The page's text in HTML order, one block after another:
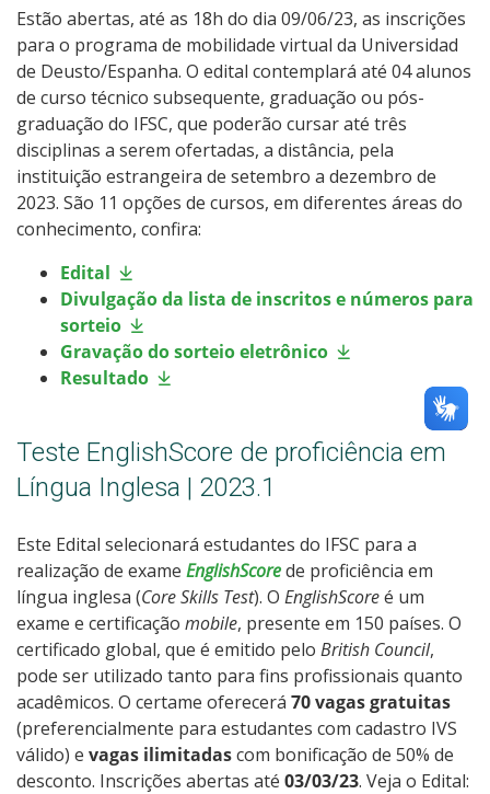
Estão abertas, até as 18h do dia 09/06/23, as inscrições
para o programa de mobilidade virtual da Universidad
de Deusto/Espanha. O edital contemplará até 04 alunos
de curso técnico subsequente, graduação ou pós-
graduação do IFSC, que poderão cursar até três
disciplinas a serem ofertadas, a distância, pela
instituição estrangeira de setembro a dezembro de
2023. São 11 opções de cursos, em diferentes áreas do
conhecimento, confira:
Edital
Divulgação da lista de inscritos e números para
sorteio
Gravação do sorteio eletrônico
Resultado
Teste EnglishScore de proficiência em
Língua Inglesa | 2023.1
Este Edital selecionará estudantes do IFSC para a
realização de exame EnglishScorede proficiência em
língua inglesa (Core Skills Test). O EnglishScoreé um
exame e certificação mobile, presente em 150 países. O
certificado global, que é emitido pelo British Council,
pode ser utilizado tanto para fins profissionais quanto
acadêmicos. O certame oferecerá 70 vagas gratuitas
(preferencialmente para estudantes com cadastro IVS
válido) e vagas ilimitadascom bonificação de 50% de
desconto. Inscrições abertas até 03/03/23. Veja o Edital: